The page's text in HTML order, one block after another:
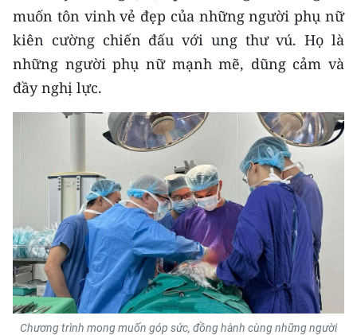
muốn tôn vinh vẻ đẹp của những người phụ nữ
kiên cường chiến đấu với ung thư vú. Họ là
những người phụ nữ mạnh mẽ, dũng cảm và
đầy nghị lực.
Chương trình mong muốn góp sức, đồng hành cùng những người